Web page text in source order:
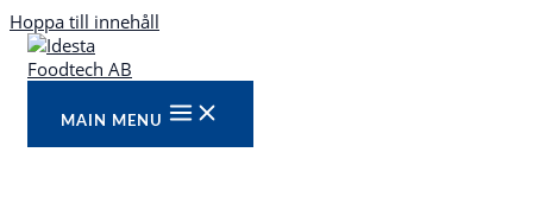
Hoppa till innehåll
MAIN MENU